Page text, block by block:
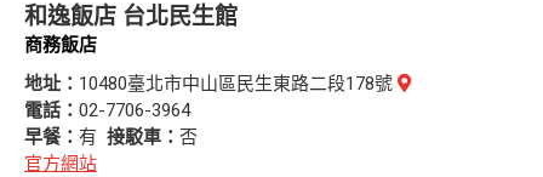
和逸飯店 台北民生館
商務飯店
地址： 10480臺北市中山區民生東路二段178號
電話： 02-7706-3964
早餐： 有 接駁車： 否
官方網站